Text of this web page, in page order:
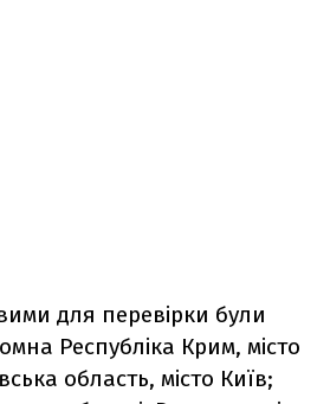
для перевірки були
Республіка Крим, місто
область, місто Київ;